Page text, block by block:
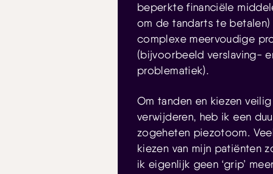
beperkte financiële
om de tandarts te
complexe meervoudige
(bijvoorbeeld verslaving-
problematiek).
Om tanden en kiezen
verwijderen, heb ik een
zogeheten piezotoom.
kiezen van mijn patiënten
ik eigenlijk geen ‘grip’